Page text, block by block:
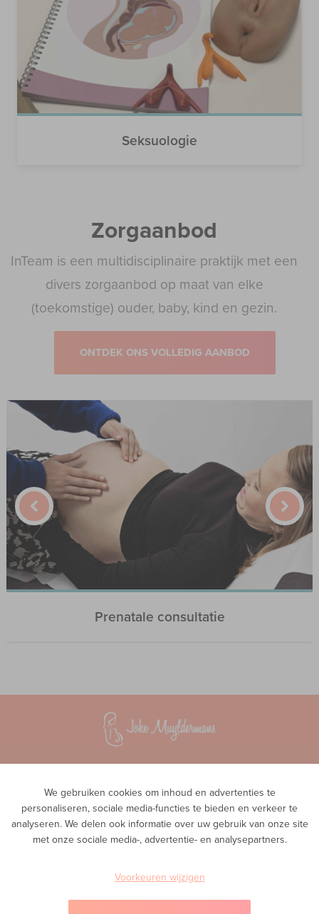
Seksuologie
Zorgaanbod
InTeam is een multidisciplinaire praktijk met een
divers zorgaanbod op maat van elke
(toekomstige) ouder, baby, kind en gezin.
ONTDEK ONS VOLLEDIG AANBOD
Prenatale consultatie
We gebruiken cookies om inhoud en advertenties te
personaliseren, sociale media-functies te bieden en verkeer te
analyseren. We delen ook informatie over uw gebruik van onze site
met onze sociale media-, advertentie- en analysepartners.
Voorkeuren wijzigen
Waversesteenweg 51A
1560 Hoeilaart
Privacy
Telefoon
E-mail